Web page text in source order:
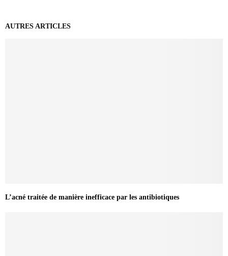
AUTRES ARTICLES
L’acné traitée de manière inefficace par les antibiotiques